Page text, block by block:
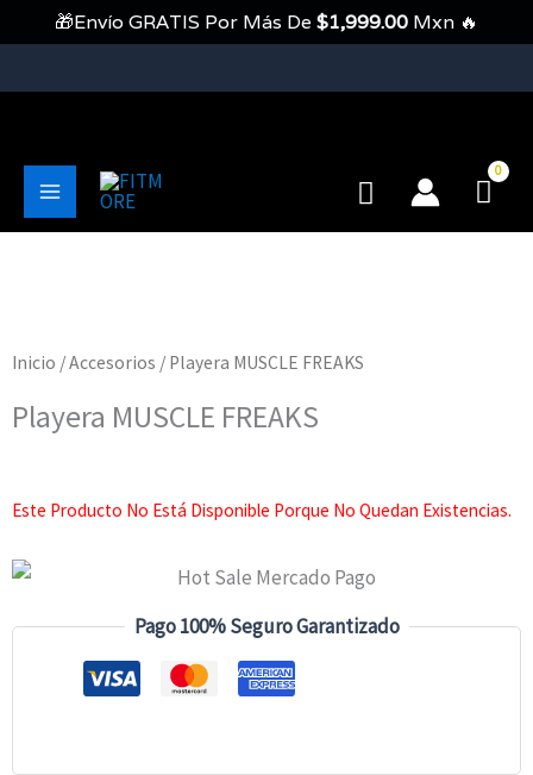
Contenido
Main
Buscar
Inicio /Accesorios / Playera MUSCLE FREAKS
Playera MUSCLE FREAKS
Este Producto No Está Disponible Porque No Quedan Existencias.
Pago 100% Seguro Garantizado
🎁Envío GRATIS Por Más De $1,999.00 Mxn 🔥